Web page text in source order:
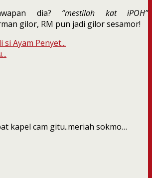
dia? “mestilah kat iPOH”
gilor, RM pun jadi gilor sesamor!
si Ayam Penyet...
kapel cam gitu..meriah sokmo…